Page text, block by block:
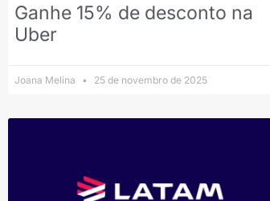
Ganhe 15% de desconto na
Uber
Joana Melina 25 de novembro de 2025